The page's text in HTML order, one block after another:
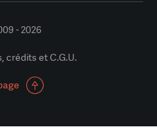
- 2026
crédits et C.G.U.